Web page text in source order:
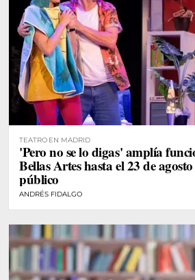
TEATRO EN MADRID
'Pero no se lo digas' amplía
Bellas Artes hasta el 23 de
público
ANDRÉS FIDALGO